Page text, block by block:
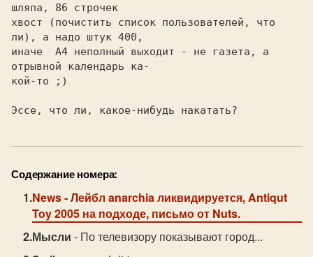
шляпа, 86 строчек
хвост (почистить список пользователей, что
ли), а надо штук 400,
иначе  A4 неполный выходит - не газета, а
отрывной календарь ка-
кой-то ;)
Эссе, что ли, какое-нибудь накатать?
Содержание номера:
News- Лейбл anarchia ликвидируется, Antiqut
Toy 2005 на подходе, письмо от Nuts.
Мысли - По телевизору показывают город...